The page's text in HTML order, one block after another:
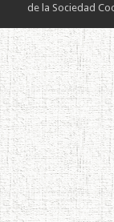
de la Sociedad